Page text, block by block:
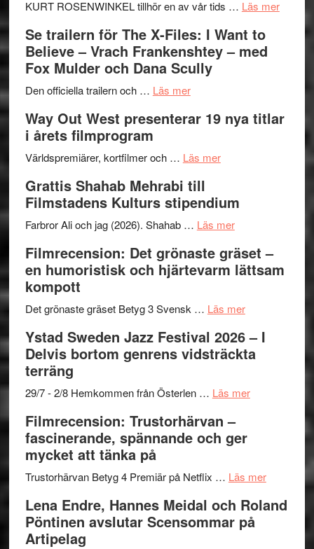
Huskvarna
Park
–
kväll
KURT ROSENWINKEL tillhör en av vår tids … Läs merom
II
Se trailern för The X-Files: I Want to
Believe – Vrach Frankenshtey – med
Fox Mulder och Dana Scully
Den officiella trailern och … Läs merom
trailern
The
Files:
I
Want
Believe
–
Frankenshtey
med
Fox
och
Scully
Way Out West presenterar 19 nya titlar
i årets filmprogram
Världspremiärer, kortfilmer och … Läs merom
West
presenterar
nya
titlar
årets
Grattis Shahab Mehrabi till
Filmstadens Kulturs stipendium
Farbror Ali och jag (2026). Shahab … Läs merom
Shahab
Mehrabi
Filmstadens
stipendium
Filmrecension: Det grönaste gräset –
en humoristisk och hjärtevarm lättsam
kompott
Det grönaste gräset Betyg 3 Svensk … Läs merom
Det
grönaste
–
och
lättsam
Ystad Sweden Jazz Festival 2026 – I
Delvis bortom genrens vidsträckta
terräng
29/7 - 2/8 Hemkommen från Österlen … Läs merom
2026
I
Delvis
Filmrecension: Trustorhärvan –
fascinerande, spännande och ger
mycket att tänka på
Trustorhärvan Betyg 4 Premiär på Netflix … Läs merom
Lena Endre, Hannes Meidal och Roland
Pöntinen avslutar Scensommar på
Artipelag